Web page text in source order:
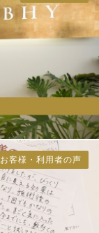
お客様・利用者の声